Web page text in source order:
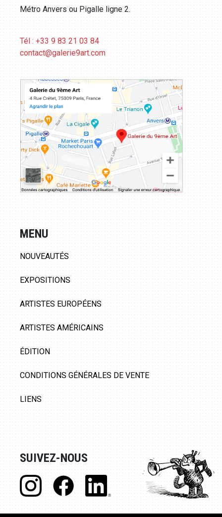
Métro Anvers ou Pigalle ligne 2.
Tél : +33 9 83 21 03 84
contact@galerie9art.com
MENU
NOUVEAUTÉS
EXPOSITIONS
ARTISTES EUROPÉENS
ARTISTES AMÉRICAINS
ÉDITION
CONDITIONS GÉNÉRALES DE VENTE
LIENS
SUIVEZ-NOUS